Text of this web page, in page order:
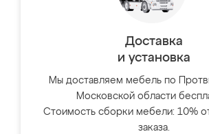
Доставка
и установка
Мы доставляем мебель по
Московской области
Стоимость сборки мебели: 10%
заказа.